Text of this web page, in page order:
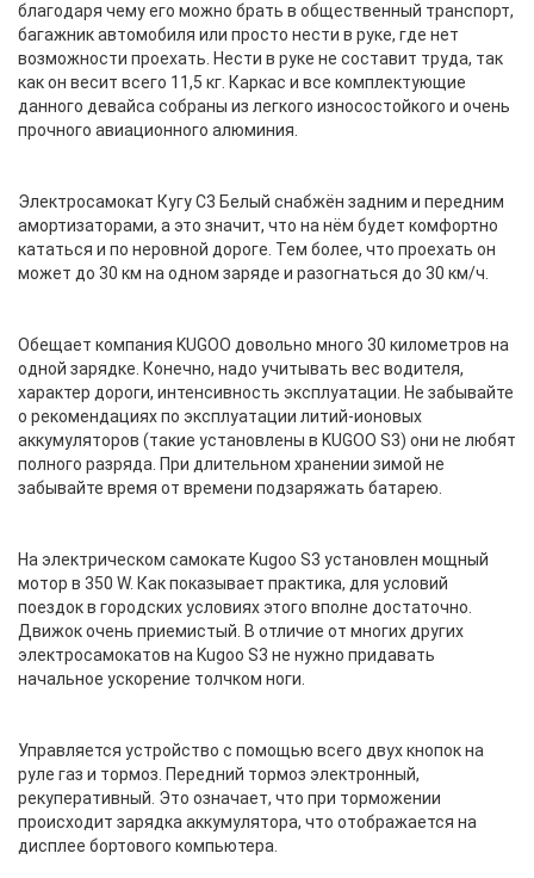
благодаря чему его можно брать в общественный транспорт,
багажник автомобиля или просто нести в руке, где нет
возможности проехать. Нести в руке не составит труда, так
как он весит всего 11,5 кг. Каркас и все комплектующие
данного девайса собраны из легкого износостойкого и очень
прочного авиационного алюминия.
Электросамокат Кугу С3 Белый снабжён задним и передним
амортизаторами, а это значит, что на нём будет комфортно
кататься и по неровной дороге. Тем более, что проехать он
может до 30 км на одном заряде и разогнаться до 30 км/ч.
Обещает компания KUGOO довольно много 30 километров на
одной зарядке. Конечно, надо учитывать вес водителя,
характер дороги, интенсивность эксплуатации. Не забывайте
о рекомендациях по эксплуатации литий-ионовых
аккумуляторов (такие установлены в KUGOO S3) они не любят
полного разряда. При длительном хранении зимой не
забывайте время от времени подзаряжать батарею.
На электрическом самокате Kugoo S3 установлен мощный
мотор в 350 W. Как показывает практика, для условий
поездок в городских условиях этого вполне достаточно.
Движок очень приемистый. В отличие от многих других
электросамокатов на Kugoo S3 не нужно придавать
начальное ускорение толчком ноги.
Управляется устройство с помощью всего двух кнопок на
руле газ и тормоз. Передний тормоз электронный,
рекуперативный. Это означает, что при торможении
происходит зарядка аккумулятора, что отображается на
дисплее бортового компьютера.